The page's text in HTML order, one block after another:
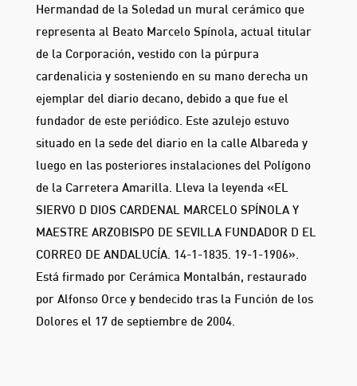
Hermandad de la Soledad un mural cerámico que
representa al Beato Marcelo Spínola, actual titular
de la Corporación, vestido con la púrpura
cardenalicia y sosteniendo en su mano derecha un
ejemplar del diario decano, debido a que fue el
fundador de este periódico. Este azulejo estuvo
situado en la sede del diario en la calle Albareda y
luego en las posteriores instalaciones del Polígono
de la Carretera Amarilla. Lleva la leyenda «EL
SIERVO D DIOS CARDENAL MARCELO SPÍNOLA Y
MAESTRE ARZOBISPO DE SEVILLA FUNDADOR D EL
CORREO DE ANDALUCÍA. 14-1-1835. 19-1-1906».
Está firmado por Cerámica Montalbán, restaurado
por Alfonso Orce y bendecido tras la Función de los
Dolores el 17 de septiembre de 2004.